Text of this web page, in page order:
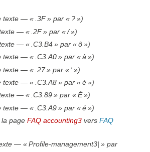
texte — « .3F » par « ? »)
— « .2F » par « / »)
— « .C3.B4 » par « ô »)
texte — « .C3.A0 » par « à »)
texte — « .27 » par « ' »)
texte — « .C3.A8 » par « è »)
— « .C3.89 » par « É »)
texte — « .C3.A9 » par « é »)
page FAQ accounting3vers FAQ
— « Profile-management3| » par